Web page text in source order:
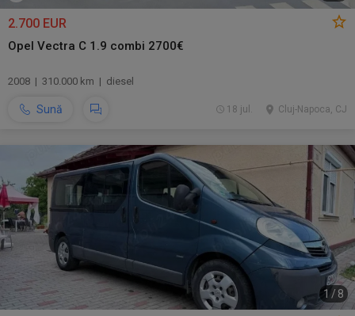
2.700 EUR
Opel Vectra C 1.9 combi 2700€
2008 | 310.000 km | diesel
Sună Cluj-Napoca, CJ
18 jul.
1 /8